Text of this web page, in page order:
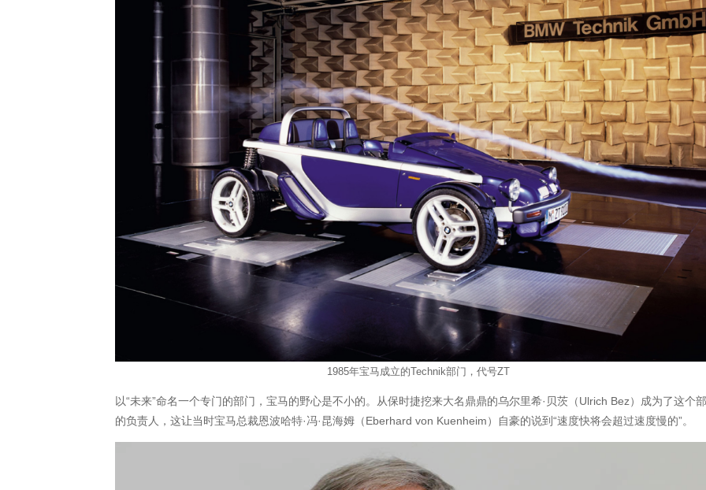
1985年宝马成立的Technik部门，代号ZT
以“未来”命名一个专门的部门，宝马的野心是不小的。从保时捷挖来大名鼎鼎的乌尔里希·贝茨（Ulrich Bez）成为了这个
的负责人，这让当时宝马总裁恩波哈特·冯·昆海姆（Eberhard von Kuenheim）自豪的说到“速度快将会超过速度慢的”。